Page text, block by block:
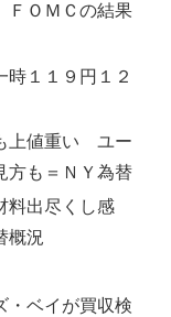
ＦＯＭＣの結果
時１１９円１２
上値重い ユー
方も＝ＮＹ為替
料出尽くし感
概況
ベイが買収検